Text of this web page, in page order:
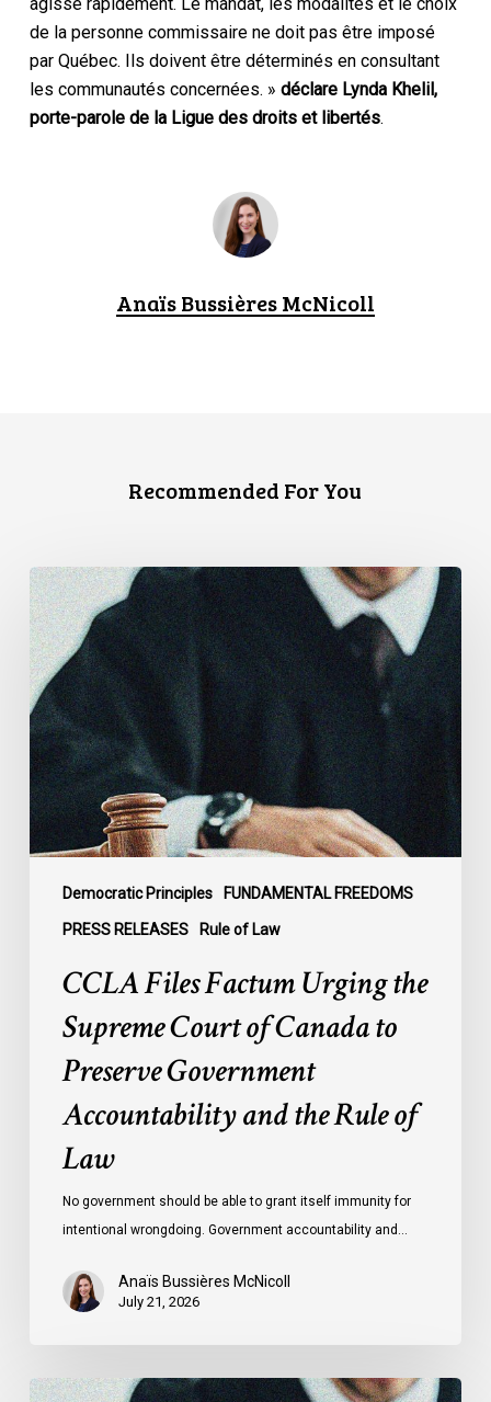
de la personne commissaire ne doit pas être imposé
par Québec. Ils doivent être déterminés en consultant
les communautés concernées. » déclare Lynda Khelil,
porte-parole de la Ligue des droits et libertés.
Anaïs Bussières McNicoll
Recommended For You
Democratic Principles FUNDAMENTAL FREEDOMS
PRESS RELEASES Rule of Law
CCLA
Files
Factum
Urging
the
Supreme
Court
of
Canada
to
Preserve
Government
Accountability
CCLA Files Factum Urging the
Supreme Court of Canada to
Preserve Government
Accountability and the Rule of
Law
No government should be able to grant itself immunity for
intentional wrongdoing. Government accountability and…
Anaïs Bussières McNicoll
July 21, 2026
CCLA